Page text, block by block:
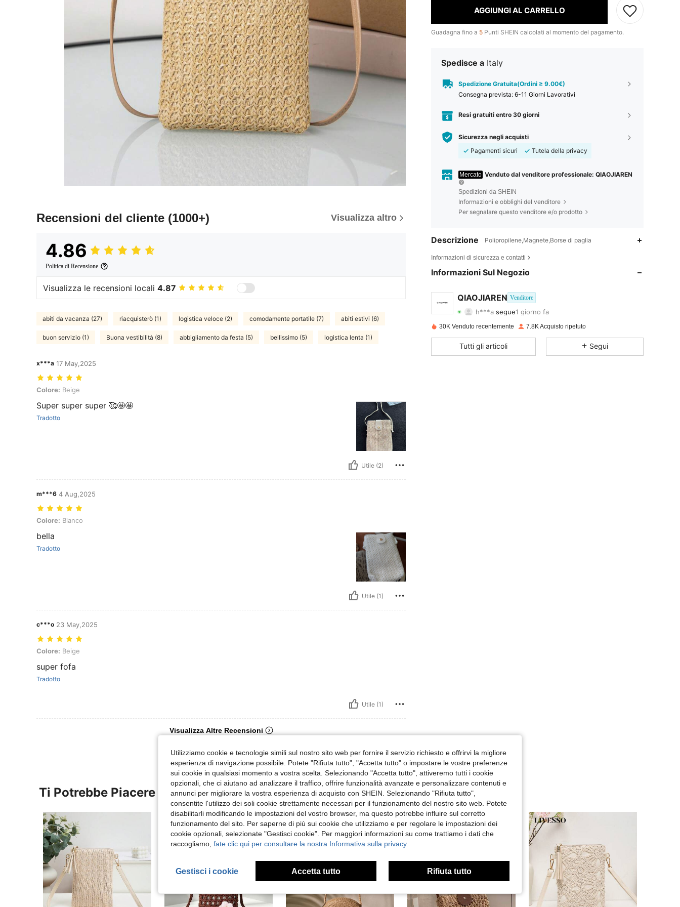
Recensioni del cliente (1000+) Visualizza altro
4.86
Politica di Recensione
Visualizza le recensioni locali 4.87
abiti da vacanza (27) riacquisterò (1) logistica veloce (2) comodamente portatile (7) abiti estivi (6)
buon servizio (1) Buona vestibilità (8) abbigliamento da festa (5) bellissimo (5) logistica lenta (1)
x***a 17 May,2025
Colore: Beige
Colore: Beige
Super super super 🥰🤩🤩
Tradotto
Utile (2)
m***6 4 Aug,2025
Colore: Bianco
Colore: Bianco
bella
Tradotto
Utile (1)
c***o 23 May,2025
Colore: Beige
Colore: Beige
super fofa
Tradotto
Utile (1)
Visualizza Altre Recensioni
AGGIUNGI AL CARRELLO
Guadagna fino a 5 Punti SHEIN calcolati al momento del pagamento.
Spedisce a Italy
Spedizione Gratuita(Ordini ≥ 9.00€)
Consegna prevista: 6-11 Giorni Lavorativi
Resi gratuiti entro 30 giorni
Sicurezza negli acquisti
Pagamenti sicuri
Tutela della privacy
Mercato Venduto dal venditore professionale: QIAOJIAREN
Spedizioni da SHEIN
Informazioni e obblighi del venditore
Per segnalare questo venditore e/o prodotto
Descrizione Polipropilene,Magnete,Borse di paglia
Informazioni di sicurezza e contatti
Informazioni Sul Negozio
QIAOJIAREN Venditore
4.81 20 4.1K
4.81 20
20
segue1 giorno fa
4.81 Valutazione 20Articoli
4.81 20 4.1K
30K Venduto recentemente 7.8K Acquisto ripetuto
Tutti gli articoli Segui
Ti Potrebbe Piacere
Utilizziamo cookie e tecnologie simili sul nostro sito web per fornire il servizio richiesto e offrirvi la migliore
esperienza di navigazione possibile. Potete "Rifiuta tutto", "Accetta tutto" o impostare le vostre preferenze
sui cookie in qualsiasi momento a vostra scelta. Selezionando "Accetta tutto", attiveremo tutti i cookie
opzionali, che ci aiutano ad analizzare il traffico, offrire funzionalità avanzate e personalizzare contenuti e
annunci per migliorare la vostra esperienza di acquisto con SHEIN. Selezionando "Rifiuta tutto",
consentite l'utilizzo dei soli cookie strettamente necessari per il funzionamento del nostro sito web. Potete
disabilitarli modificando le impostazioni del vostro browser, ma questo potrebbe influire sul corretto
funzionamento del sito. Per saperne di più sui cookie che utilizziamo e per regolare le impostazioni dei
cookie opzionali, selezionate "Gestisci cookie". Per maggiori informazioni su come trattiamo i dati che
raccogliamo, fate clic qui per consultare la nostra Informativa sulla privacy.
Gestisci i cookie Accetta tutto Rifiuta tutto